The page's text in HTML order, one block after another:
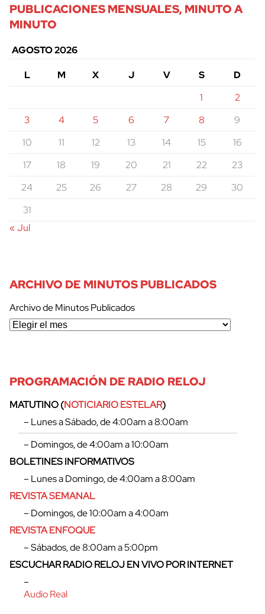
cerrar
PUBLICACIONES MENSUALES, MINUTO A
MINUTO
AGOSTO 2026
L
M X J V S
D
1
2
3
4 5 6 7 8
9
10
11 12 13 14 15
16
17
18 19 20 21 22
23
24
25 26 27 28 29
30
31
« Jul
ARCHIVO DE MINUTOS PUBLICADOS
Archivo de Minutos Publicados
PROGRAMACIÓN DE RADIO RELOJ
MATUTINO (NOTICIARIO ESTELAR)
– Lunes a Sábado, de 4:00am a 8:00am
– Domingos, de 4:00am a 10:00am
BOLETINES INFORMATIVOS
– Lunes a Domingo, de 4:00am a 8:00am
REVISTA SEMANAL
– Domingos, de 10:00am a 4:00am
REVISTA ENFOQUE
– Sábados, de 8:00am a 5:00pm
ESCUCHAR RADIO RELOJ EN VIVO POR INTERNET
–
Audio Real